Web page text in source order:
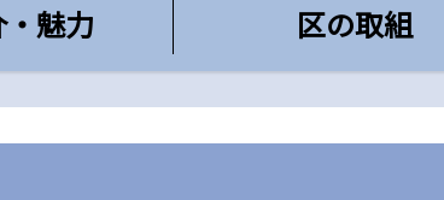
魅力 区の取組